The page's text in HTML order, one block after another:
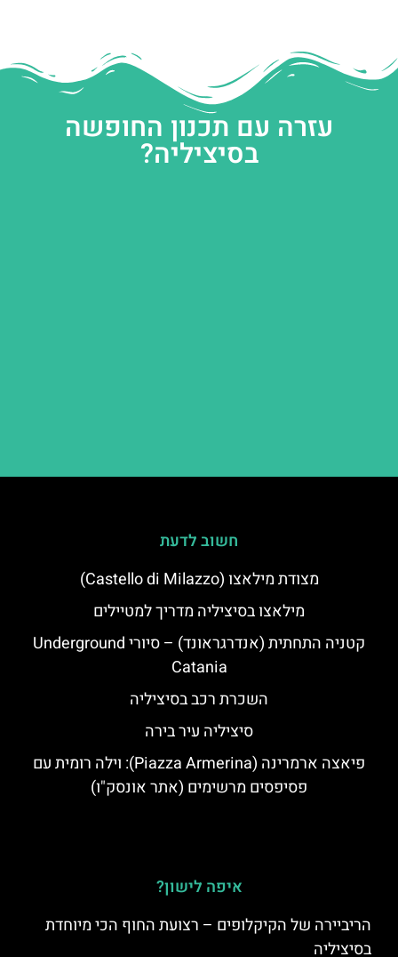
עזרה עם תכנון החופשה
בסיציליה?
חשוב לדעת
מצודת מילאצו (Castello di Milazzo)
מילאצו בסיציליה מדריך למטיילים
קטניה התחתית (אנדרגראונד) – סיורי Underground
Catania
השכרת רכב בסיציליה
סיציליה עיר בירה
פיאצה ארמרינה (Piazza Armerina): וילה רומית עם
פסיפסים מרשימים (אתר אונסק"ו)
איפה לישון?
הריביירה של הקיקלופים – רצועת החוף הכי מיוחדת
בסיציליה